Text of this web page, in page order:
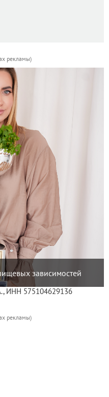
рекламы)
зависимостей
ИНН 575104629136
рекламы)